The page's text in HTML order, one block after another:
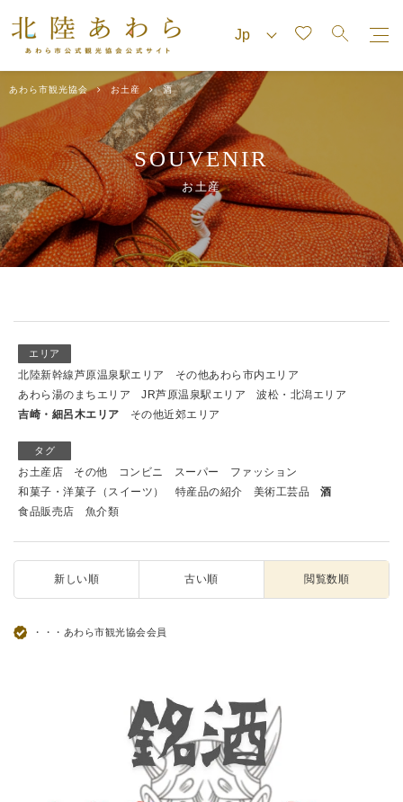
あわら市観光協会 お土産 酒
SOUVENIR
お土産
エリア
北陸新幹線芦原温泉駅エリア
その他あわら市内エリア
あわら湯のまちエリア
JR芦原温泉駅エリア
波松・北潟エリア
吉崎・細呂木エリア
その他近郊エリア
タグ
お土産店 その他 コンビニ スーパー
ファッション
和菓子・洋菓子（スイーツ）
特産品の紹介 美術工芸品
酒
食品販売店
魚介類
新しい順 古い順 閲覧数順
・・・あわら市観光協会会員